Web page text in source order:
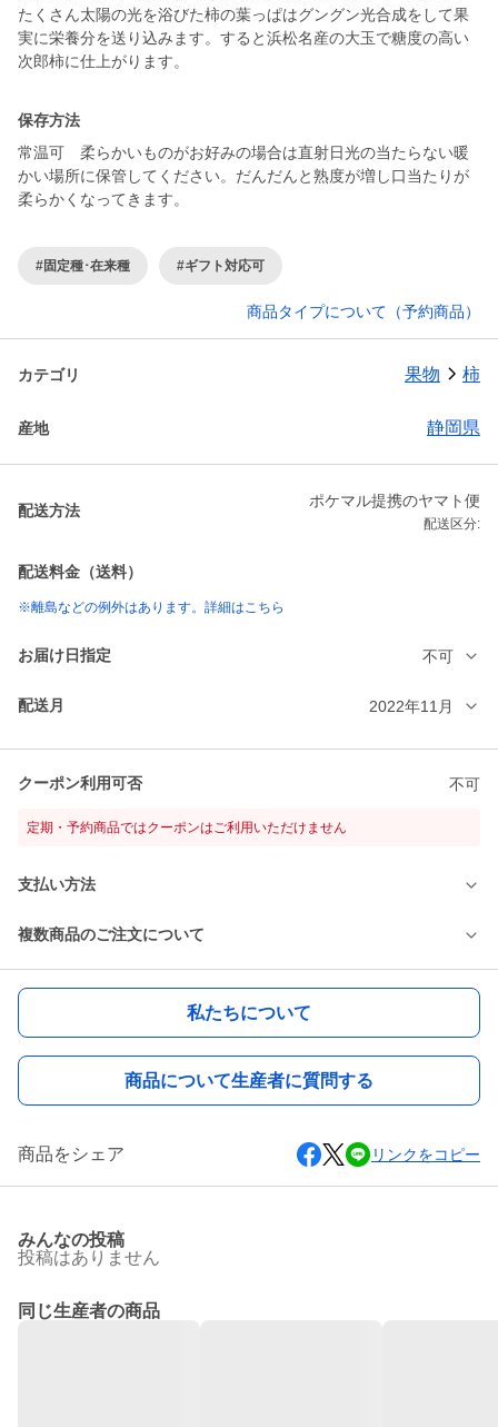
たくさん太陽の光を浴びた柿の葉っぱはグングン光合成をして果
実に栄養分を送り込みます。すると浜松名産の大玉で糖度の高い
次郎柿に仕上がります。
保存方法
常温可 柔らかいものがお好みの場合は直射日光の当たらない暖
かい場所に保管してください。だんだんと熟度が増し口当たりが
柔らかくなってきます。
#固定種･在来種 #ギフト対応可
商品タイプについて（予約商品）
カテゴリ 果物 柿
産地 静岡県
配送方法
ポケマル提携のヤマト便
配送区分:
配送料金（送料）
※離島などの例外はあります。詳細はこちら
お届け日指定 不可
配送月 2022年11月
クーポン利用可否 不可
定期・予約商品ではクーポンはご利用いただけません
支払い方法
複数商品のご注文について
私たちについて
商品について生産者に質問する
商品をシェア リンクをコピー
みんなの投稿
投稿はありません
同じ生産者の商品